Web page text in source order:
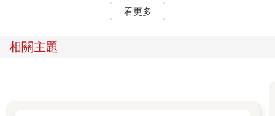
看更多
相關主題